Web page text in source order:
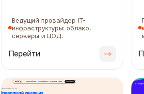
Ведущий провайдер IT-
инфраструктуры: облако,
серверы и ЦОД.
Перейти